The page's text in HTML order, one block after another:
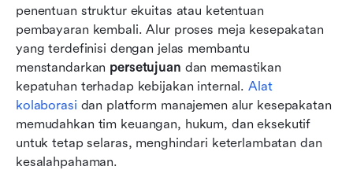
penentuan struktur ekuitas atau ketentuan
pembayaran kembali. Alur proses meja kesepakatan
yang terdefinisi dengan jelas membantu
menstandarkan persetujuan dan memastikan
kepatuhan terhadap kebijakan internal. Alat
kolaborasi dan platform manajemen alur kesepakatan
memudahkan tim keuangan, hukum, dan eksekutif
untuk tetap selaras, menghindari keterlambatan dan
kesalahpahaman.